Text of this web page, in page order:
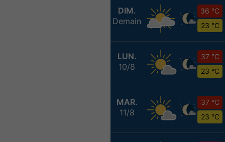
DIM.
Demain
36 °C
23 °C
LUN.
10/8
37 °C
23 °C
MAR.
11/8
37 °C
23 °C